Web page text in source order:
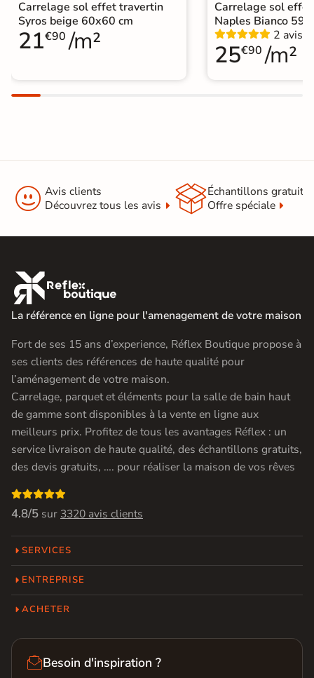
Carrelage sol effet travertin
Syros beige 60x60 cm
21€90 /m²
Carrelage sol
Naples Bianco
2 avis
25€90 /m²
 Avis clients
Découvrez tous les avis
Échantillons gratuit
Offre spéciale

La référence en ligne pour l'amenagement de votre maison
Fort de ses 15 ans d’experience, Réflex Boutique propose à
ses clients des références de haute qualité pour
l’aménagement de votre maison.
Carrelage, parquet et éléments pour la salle de bain haut
de gamme sont disponibles à la vente en ligne aux
meilleurs prix. Profitez de tous les avantages Réflex : un
service livraison de haute qualité, des échantillons gratuits,
des devis gratuits, …. pour réaliser la maison de vos rêves

4.8/5 sur 3320 avis clients
SERVICES
ENTREPRISE
ACHETER
Besoin d'inspiration ?